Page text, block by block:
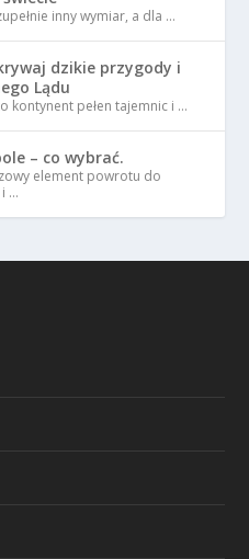
inny wymiar, a dla …
dzikie przygody i
Lądu
kontynent pełen tajemnic i …
– co wybrać.
element powrotu do
…